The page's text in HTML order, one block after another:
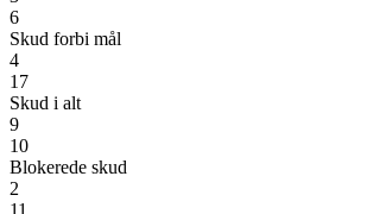
6
Skud forbi mål
4
17
Skud i alt
9
10
Blokerede skud
2
11